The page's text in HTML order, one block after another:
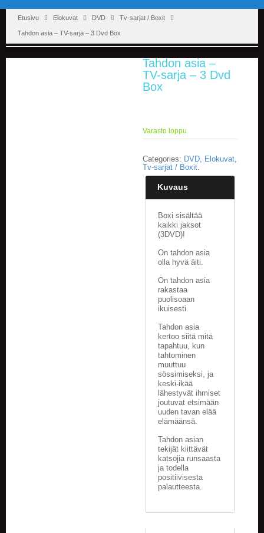
Etusivu Elokuvat DVD Tv-sarjat / Boxit
Tahdon asia – TV-sarja – 3 Dvd Box
Tahdon asia –
TV-sarja – 3 Dvd
Box
Varasto loppu
Categories: DVD, Elokuvat,
Tv-sarjat / Boxit.
Kuvaus
Boxi sisältää
kaikki jaksot
(3DVD)!
On tahdon asia
olla hyvä äiti.
On tahdon asia
rakastaa
puolisoaan
ikuisesti.
Tahdon asia
kertoo siitä mitä
tapahtuu, kun
tahtominen
muuttuu
sössimiseksi, ja
keski-ikää
lähestyvät ihmiset
joutuvat etsimään
uuden tavan elää
elämäänsä.
Tahdon asian
tekijät kiittävät
katsojia runsaasta
ja todella
positiivisesta
palautteesta.